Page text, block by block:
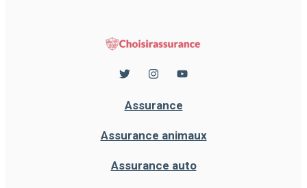
Assurance
Assurance animaux
Assurance auto